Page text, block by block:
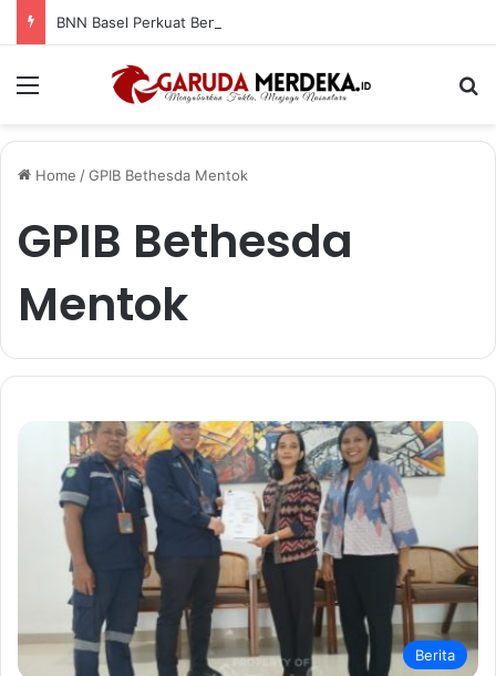
Menu
Home /GPIB Bethesda Mentok
GPIB Bethesda
Mentok
Berita